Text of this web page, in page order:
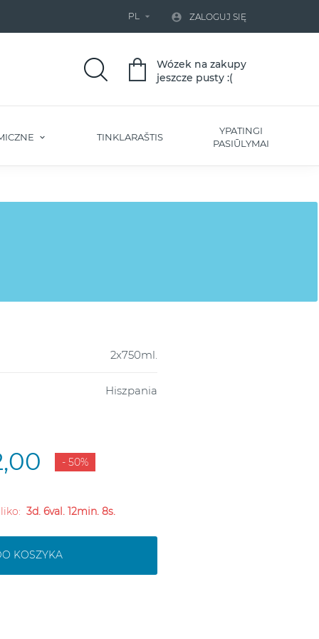
PL   ZALOGUJ SIĘ
Wózek na zakupy
jeszcze pusty :(
TINKLARAŠTIS
YPATINGI
PASIŪLYMAI
2x750ml.
Hiszpania
- 50%
3d. 6val. 12min. 7s.
KOSZYKA